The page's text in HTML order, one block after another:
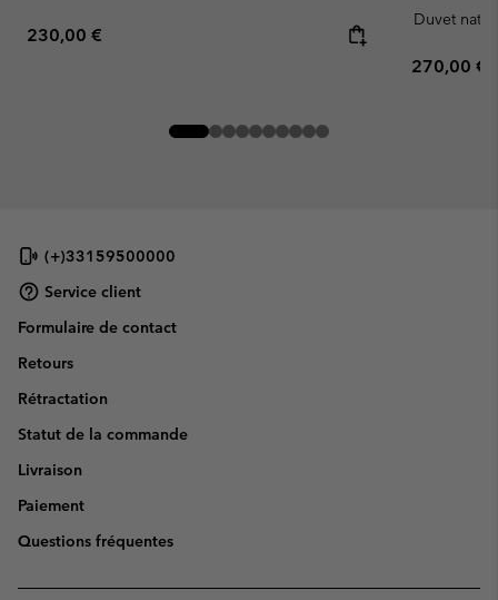
Regular price:
230,00 €
Duvet
Regular
270,00 €
(+)33159500000
Service client
Formulaire de contact
Retours
Rétractation
Statut de la commande
Livraison
Paiement
Questions fréquentes